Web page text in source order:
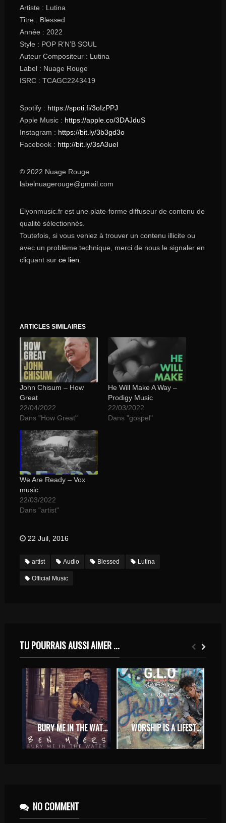
Artiste : Lutina
Titre : Blessed
Année : 2022
Style : POP R’N’B SOUL
Auteur Compositeur : Lutina
Label : Nuage Rouge
ISRC : TCAGC2243419
Spotify : https://spoti.fi/3oIzPPJ
Apple Music : https://apple.co/3DAJduS
Instagram : https://bit.ly/3b3gd3o
Facebook : http://bit.ly/3sA3uel
© 2022 Nuage Rouge
labelnuagerouge@gmail.com
Elyonmusic.fr est une plate-forme diffuseur de contenu de
qualité sélectionnés.
Toutefois, si vous veniez à trouver un contenu illicite ou
avec un problème technique, merci de nous le signaler en
cliquant sur ce lien
ARTICLES SIMILAIRES
John Chisum – How
Great
22/04/2022
Dans "How Great"
He Will Make A Way –
Prodigy Music
22/03/2022
Dans "gospel"
We Are Ready – Vox
music
22/03/2022
Dans "artist"
22 Juil, 2016
artist Audio Blessed Lutina
Official Music
TU POURRAIS AUSSI AIMER ...
BURY ME IN THE WATER – BEN MYERS WORSHIP IS A LIFESTYLE – G.L.O GOD’S LOVE ONLY
NO COMMENT